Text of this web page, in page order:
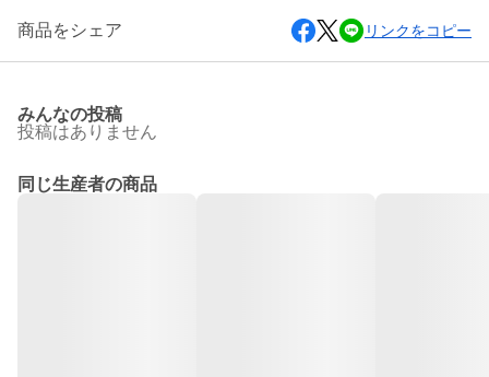
商品をシェア リンクをコピー
みんなの投稿
投稿はありません
同じ生産者の商品